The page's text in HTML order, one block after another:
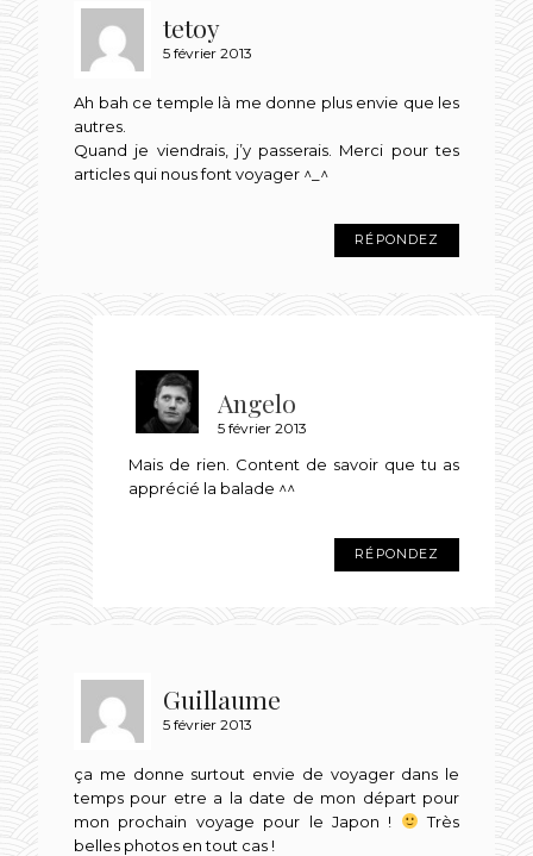
tetoy
5 février 2013
Ah bah ce temple là me donne plus envie que les
autres.
Quand je viendrais, j’y passerais. Merci pour tes
articles qui nous font voyager ^_^
RÉPONDEZ
Angelo
5 février 2013
Mais de rien. Content de savoir que tu as
apprécié la balade ^^
RÉPONDEZ
Guillaume
5 février 2013
ça me donne surtout envie de voyager dans le
temps pour etre a la date de mon départ pour
mon prochain voyage pour le Japon !
Très
belles photos en tout cas !